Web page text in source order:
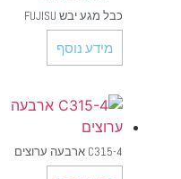
כבל מגע יבש FUJISU
מידע נוסף
C315-4 ארבעה ערוצים